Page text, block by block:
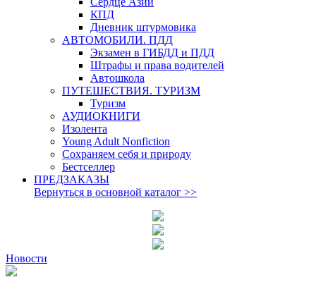
КПД
Дневник штурмовика
АВТОМОБИЛИ. ПДД
Экзамен в ГИБДД и ПДД
Штрафы и права водителей
Автошкола
ПУТЕШЕСТВИЯ. ТУРИЗМ
Туризм
АУДИОКНИГИ
Изолента
Young Adult Nonfiction
Сохраняем себя и природу
Бестселлер
ПРЕДЗАКАЗЫ
Вернуться в основной каталог >>
Новости